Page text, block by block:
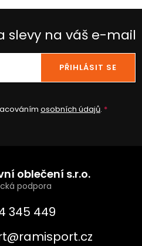
slevy na váš e-mail
osobních údajů.
PŘIHLÁSIT SE
oblečení s.r.o.
345 449
@ramisport.cz